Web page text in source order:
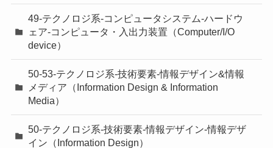
49-テクノロジ系-コンピュータシステム-ハードウ
ェア-コンピュータ・入出力装置（Computer/I/O
device）
50-53-テクノロジ系-技術要素-情報デザイン&情報
メディア（Information Design & Information
Media）
50-テクノロジ系-技術要素-情報デザイン-情報デザ
イン（Information Design）